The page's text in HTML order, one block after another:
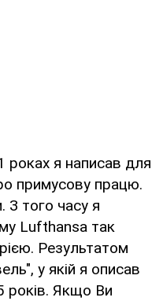
я написав для
примусову працю.
З того часу я
Lufthansa так
Результатом
у якій я описав
років. Якщо Ви